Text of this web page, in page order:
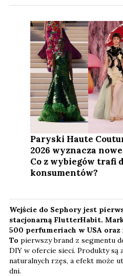
Paryski Haute
2026 wyznacza
Co z wybiegów trafi
konsumentów?
Wejście do Sephory jest
stacjonarną FlutterHabit.
500 perfumeriach w USA oraz
To pierwszy brand z segmentu
DIY w ofercie sieci. Produkty są
naturalnych rzęs, a efekt może
dni.